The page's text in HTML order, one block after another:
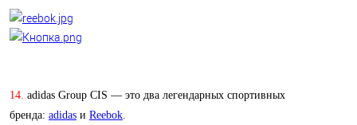
14. adidas Group CIS — это два легендарных спортивных
бренда: adidas и Reebok.